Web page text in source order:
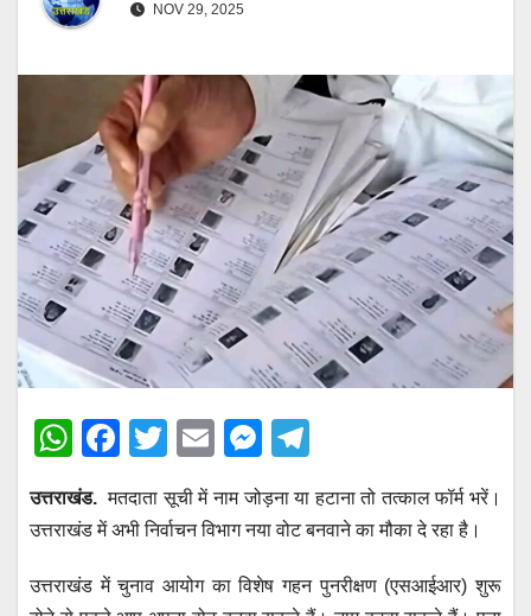
NOV 29, 2025
W
at
A
F
c
b
T
wi
tt
E
ail
M
ss
n
e
a
उत्तराखंड. मतदाता सूची में नाम जोड़ना या हटाना तो तत्काल फॉर्म भरें।
उत्तराखंड में अभी निर्वाचन विभाग नया वोट बनवाने का मौका दे रहा है।
उत्तराखंड में चुनाव आयोग का विशेष गहन पुनरीक्षण (एसआईआर) शुरू